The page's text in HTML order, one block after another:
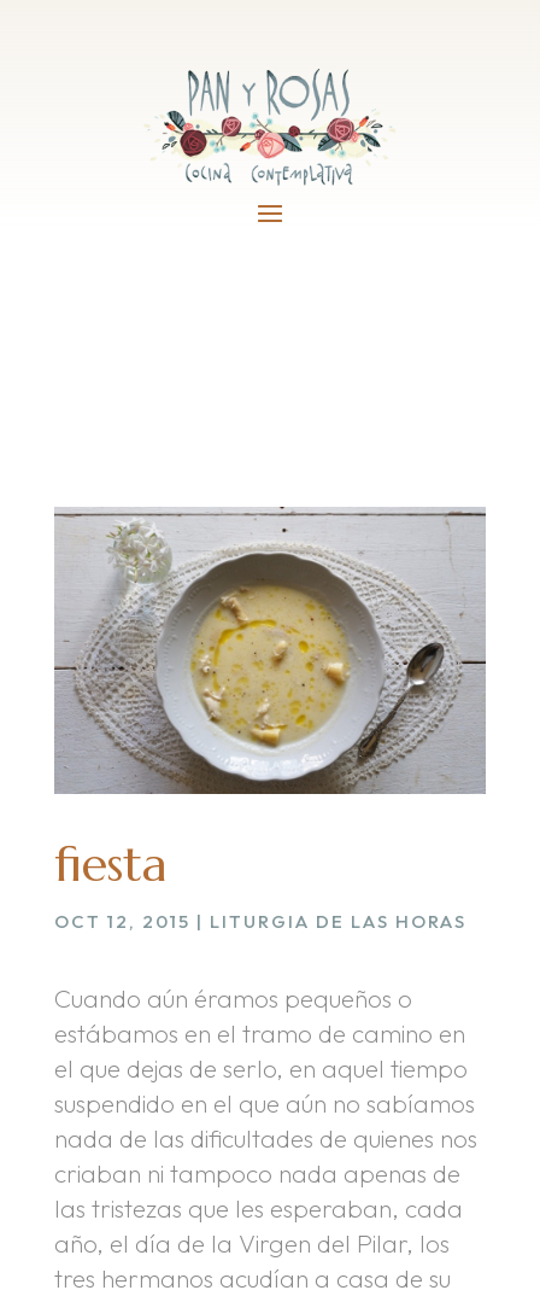
fiesta
OCT 12, 2015 | LITURGIA DE LAS HORAS
Cuando aún éramos pequeños o
estábamos en el tramo de camino en
el que dejas de serlo, en aquel tiempo
suspendido en el que aún no sabíamos
nada de las dificultades de quienes nos
criaban ni tampoco nada apenas de
las tristezas que les esperaban, cada
año, el día de la Virgen del Pilar, los
tres hermanos acudían a casa de su